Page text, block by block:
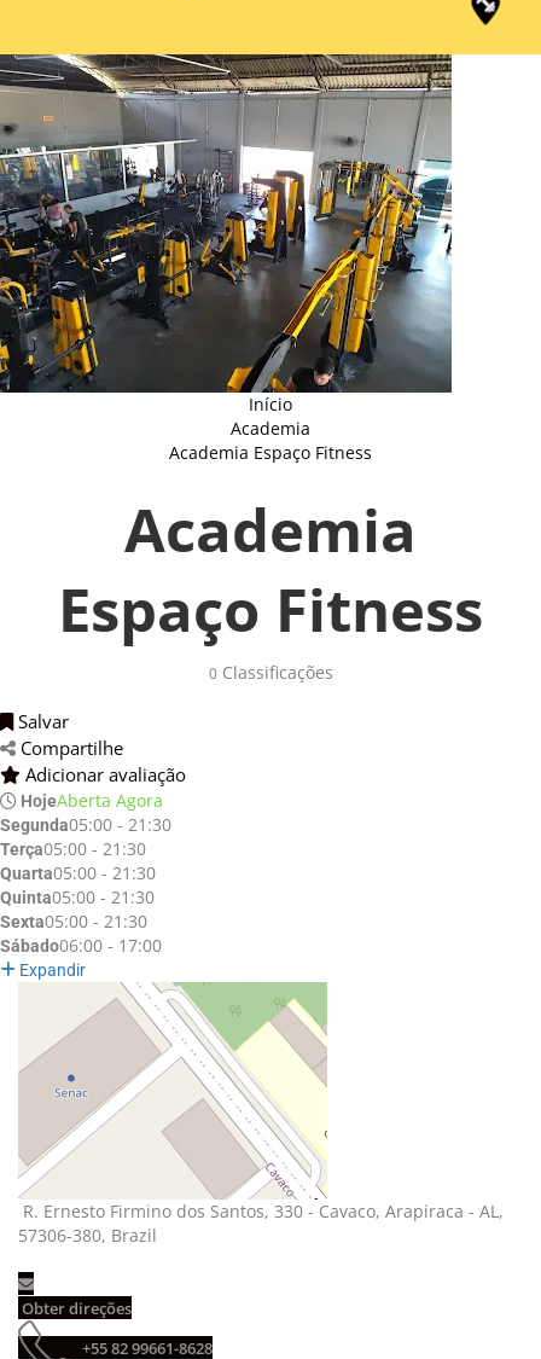
Início
Academia
Academia Espaço Fitness
Academia
Espaço Fitness
0Classificações
Salvar
Compartilhe
Adicionar avaliação
HojeAberta Agora
Segunda05:00 - 21:30
Terça05:00 - 21:30
Quarta05:00 - 21:30
Quinta05:00 - 21:30
Sexta05:00 - 21:30
Sábado06:00 - 17:00
Expandir
R. Ernesto Firmino dos Santos, 330 - Cavaco, Arapiraca - AL,
57306-380, Brazil
Obter direções
+55 82 99661-8628